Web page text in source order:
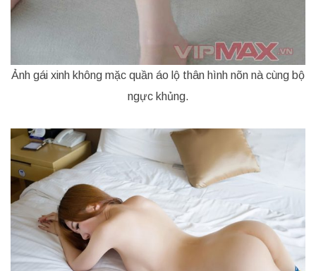
Ảnh gái xinh không mặc quần áo lộ thân hình nõn nà cùng bộ
ngực khủng.